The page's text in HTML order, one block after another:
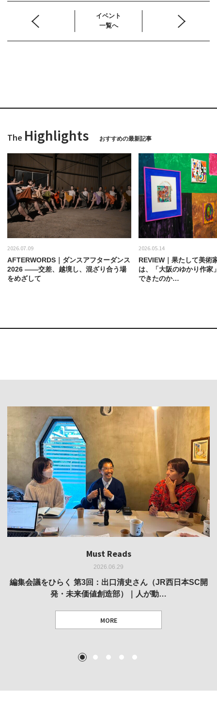
イベント
一覧へ
The Highlights おすすめの最新記事
2026.07.09
AFTERWORDS｜ダンスアフターダンス
2026 ——交差、越境し、混ざり合う場
をめざして
2026.05.14
REVIEW｜果たして美術
は、「大阪のゆかり作家
できたのか…
Must Reads
2026.06.29
編集会議をひらく 第3回：出口清史さん（JR西日本SC開
発・未来価値創造部）｜人が動…
MORE
Must Reads
2026.05.14
REVIEW｜果たして美術家・梅津庸一は、「大阪のゆかり
作家」となることができたのか…
Must Reads
2026.03.11
REPORT｜博覧会の残像
MORE
Must Reads
2026.02.25
REVIEW｜菊池聡太朗 個展「余りの風景」
MORE
Must Reads
2025.10.01
REVIEW｜生の存在証明としての線——「ライフライン」
展
1 2 3 4 5